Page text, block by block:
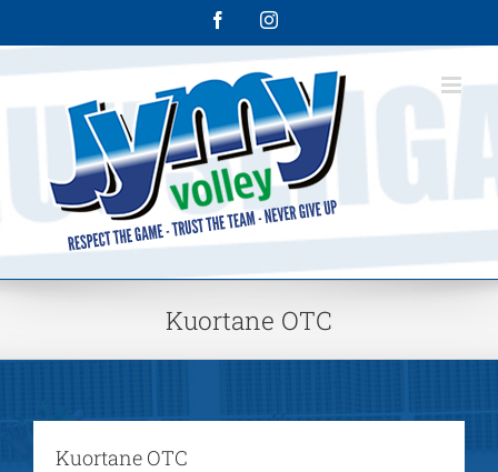
FacebookInstagram
Kuortane OTC
Kuortane OTC